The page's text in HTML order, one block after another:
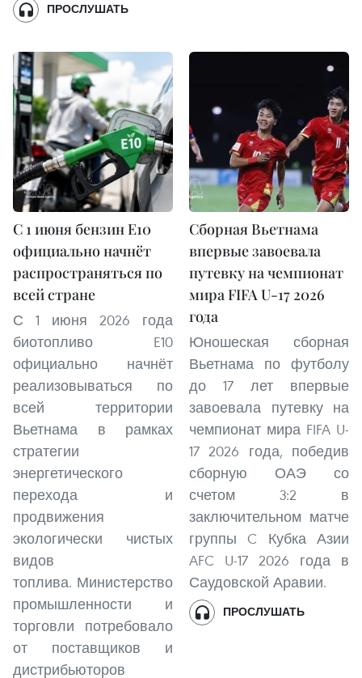
ПРОСЛУШАТЬ
С 1 июня бензин E10
официально начнёт
распространяться по
всей стране
С 1 июня 2026 года
биотопливо E10
официально начнёт
реализовываться по
всей территории
Вьетнама в рамках
стратегии
энергетического
перехода и
продвижения
экологически чистых
видов
топлива. Министерство
промышленности и
торговли потребовало
от поставщиков и
дистрибьюторов
Сборная Вьетнама
впервые завоевала
путевку на чемпионат
мира FIFA U-17 2026
года
Юношеская сборная
Вьетнама по футболу
до 17 лет впервые
завоевала путевку на
чемпионат мира FIFA U-
17 2026 года, победив
сборную ОАЭ со
счетом 3:2 в
заключительном матче
группы C Кубка Азии
AFC U-17 2026 года в
Саудовской Аравии.
ПРОСЛУШАТЬ